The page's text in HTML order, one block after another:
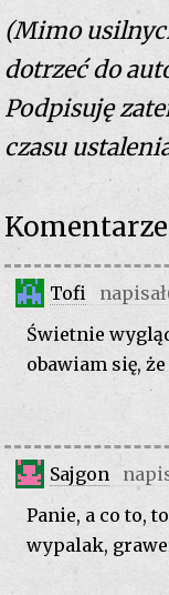
(Mimo
dotrzeć do
Podpisuję
czasu
Komentarze
Tofi
Świetnie
obawiam się,
Sajgon
Panie, a co to,
wypalak,